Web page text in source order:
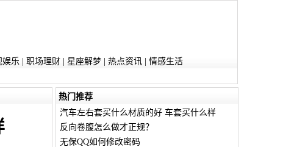
娱乐 职场理财| 星座解梦| 热点资讯| 情感生活
热门推荐
汽车左右套买什么材质的好 车套买什么样
反向卷腹怎么做才正规？
无保QQ如何修改密码